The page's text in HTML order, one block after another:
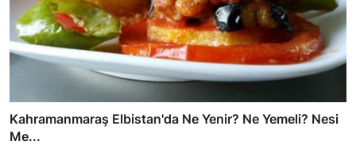
Kahramanmaraş Elbistan'da Ne Yenir? Ne Yemeli? Nesi
Me...